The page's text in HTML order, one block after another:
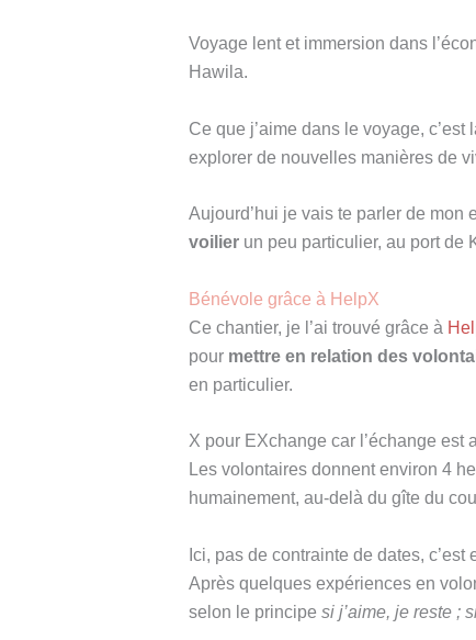
Voyage lent et immersion dans
Hawila.
Ce que j’aime dans le voyage,
explorer de nouvelles manières de
Aujourd’hui je vais te parler de mon
voilier un peu particulier, au port de
Bénévole grâce à HelpX
Ce chantier, je l’ai trouvé grâce à
pour mettre en relation des
en particulier.
X pour EXchange car l’échange est
Les volontaires donnent environ 4
humainement, au-delà du gîte du
Ici, pas de contrainte de dates, c’est
Après quelques expériences en
selon le principe si j’aime, je reste ;